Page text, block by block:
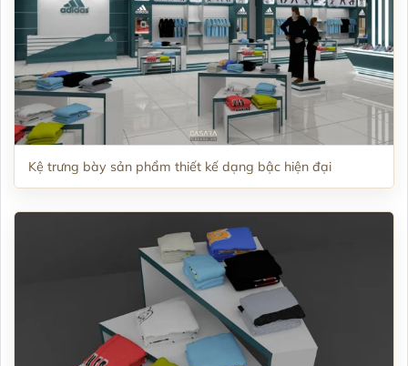
Kệ trưng bày sản phẩm thiết kế dạng bậc hiện đại